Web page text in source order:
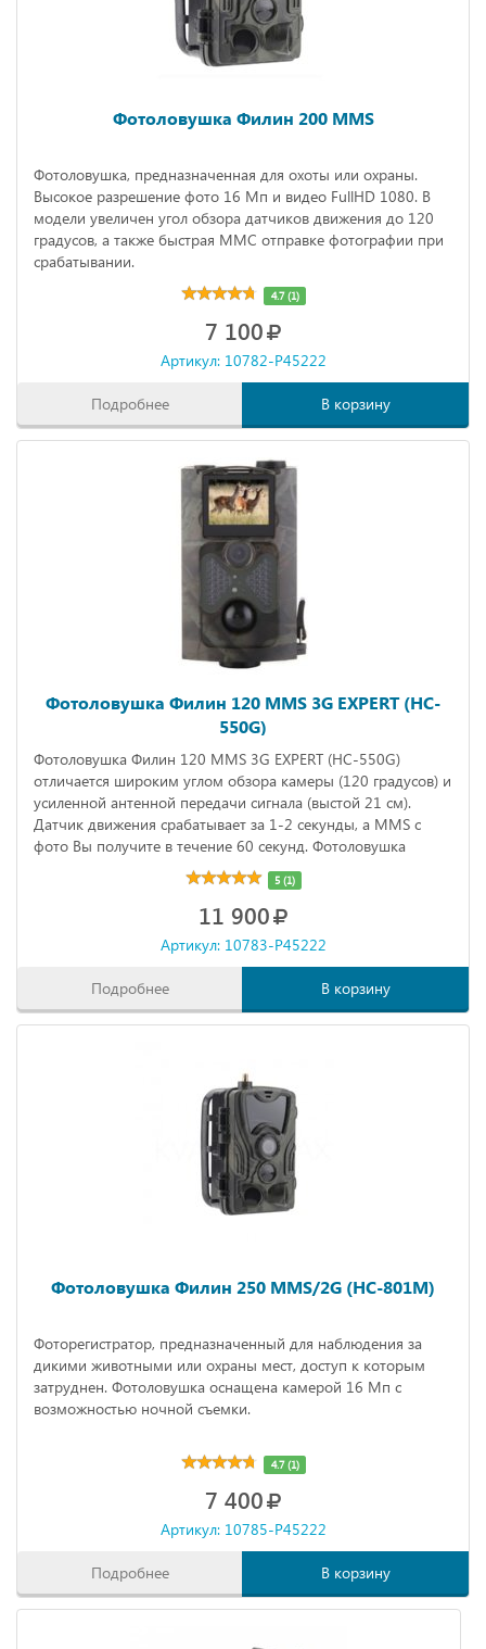
Фотоловушка Филин 200 MMS
Фотоловушка, предназначенная для охоты или охраны.
Высокое разрешение фото 16 Мп и видео FullHD 1080. В
модели увеличен угол обзора датчиков движения до 120
градусов, а также быстрая ММС отправке фотографии при
срабатывании.
4.7 (1)
7 100
Артикул: 10782-P45222
Подробнее В корзину
Фотоловушка Филин 120 MMS 3G EXPERT (HC-
550G)
Фотоловушка Филин 120 MMS 3G EXPERT (HC-550G)
отличается широким углом обзора камеры (120 градусов) и
усиленной антенной передачи сигнала (выстой 21 см).
Датчик движения срабатывает за 1-2 секунды, а MMS с
фото Вы получите в течение 60 секунд. Фотоловушка
снимает видео с частотой 30 кадров в секунду. Меню
прибора полностью на русском языке.
5 (1)
11 900
Артикул: 10783-P45222
Подробнее В корзину
Фотоловушка Филин 250 MMS/2G (HC-801M)
Фоторегистратор, предназначенный для наблюдения за
дикими животными или охраны мест, доступ к которым
затруднен. Фотоловушка оснащена камерой 16 Мп с
возможностью ночной съемки.
4.7 (1)
7 400
Артикул: 10785-P45222
Подробнее В корзину